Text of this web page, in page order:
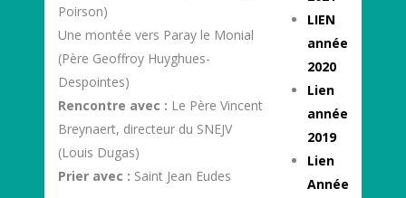
LIEN
année
2020
Lien
année
2019
Lien
Année
Poirson)
Une montée vers Paray le Monial
(Père Geoffroy Huyghues-
Despointes)
Rencontre avec : Le Père Vincent
Breynaert, directeur du SNEJV
(Louis Dugas)
Prier avec : Saint Jean Eudes